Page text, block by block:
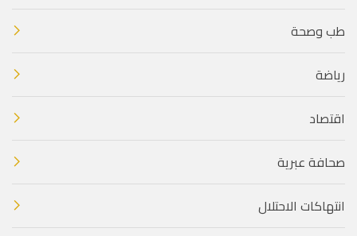
طب وصحة
رياضة
اقتصاد
صحافة عبرية
انتهاكات الاحتلال